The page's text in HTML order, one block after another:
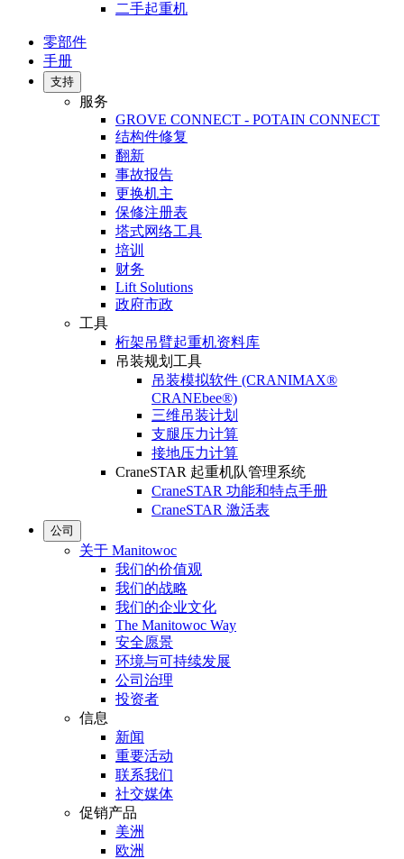
二手起重机
零部件
手册
支持
服务
GROVE CONNECT - POTAIN CONNECT
结构件修复
翻新
事故报告
更换机主
保修注册表
塔式网络工具
培训
财务
Lift Solutions
政府市政
工具
桁架吊臂起重机资料库
吊装规划工具
吊装模拟软件 (CRANIMAX®
CRANEbee®)
三维吊装计划
支腿压力计算
接地压力计算
CraneSTAR 起重机队管理系统
CraneSTAR 功能和特点手册
CraneSTAR 激活表
公司
关于 Manitowoc
我们的价值观
我们的战略
我们的企业文化
The Manitowoc Way
安全愿景
环境与可持续发展
公司治理
投资者
信息
新闻
重要活动
联系我们
社交媒体
促销产品
美洲
欧洲